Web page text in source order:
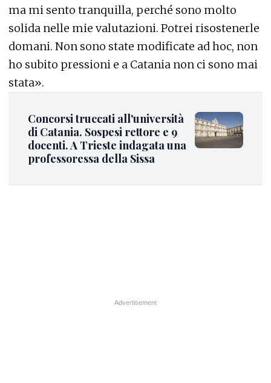
ma mi sento tranquilla, perché sono molto
solida nelle mie valutazioni. Potrei risostenerle
domani. Non sono state modificate ad hoc, non
ho subito pressioni e a Catania non ci sono mai
stata».
Concorsi truccati all'università
di Catania. Sospesi rettore e 9
docenti. A Trieste indagata una
professoressa della Sissa